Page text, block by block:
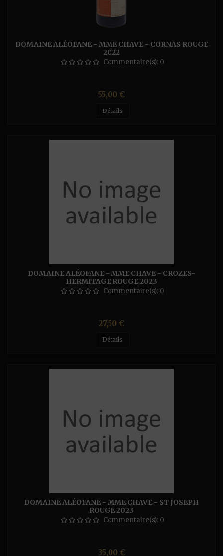
DOMAINE ALÉOFANE - MME CHAVE - CORNAS ROUGE
2022
Commentaire(s): 0
Prix
55,00 €
Détails
DOMAINE ALÉOFANE - MME CHAVE - CROZES-
HERMITAGE ROUGE 2023
Commentaire(s): 0
Prix
27,50 €
Détails
DOMAINE ALÉOFANE - MME CHAVE - ST JOSEPH
ROUGE 2023
Commentaire(s): 0
Prix
35,00 €